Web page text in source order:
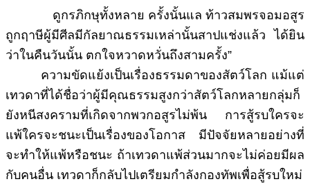
ดูกรภิกษุทั้งหลาย ครั้งนั้นแล ท้าวสมพรจอมอสูร
ถูกฤาษีผู้มีศีลมีกัลยาณธรรมเหล่านั้นสาปแช่งแล้ว ได้ยิน
ว่าในคืนวันนั้น ตกใจหวาดหวั่นถึงสามครั้ง”
ความขัดแย้งเป็นเรื่องธรรมดาของสัตว์โลก แม้แต่
เทวดาที่ได้ชื่อว่าผู้มีคุณธรรมสูงกว่าสัตว์โลกหลายกลุ่มก็
ยังหนีสงครามที่เกิดจากพวกอสูรไม่พ้น การสู้รบใครจะ
แพ้ใครจะชนะเป็นเรื่องของโอกาส มีปัจจัยหลายอย่างที่
จะทำให้แพ้หรือชนะ ถ้าเทวดาแพ้ส่วนมากจะไม่ค่อยมีผล
กับคนอื่น เทวดาก็กลับไปเตรียมกำลังกองทัพเพื่อสู้รบใหม่